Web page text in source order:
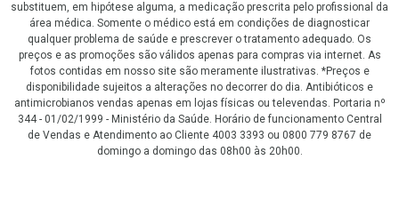
substituem, em hipótese alguma, a medicação prescrita pelo profissional da
área médica. Somente o médico está em condições de diagnosticar
qualquer problema de saúde e prescrever o tratamento adequado. Os
preços e as promoções são válidos apenas para compras via internet. As
fotos contidas em nosso site são meramente ilustrativas. *Preços e
disponibilidade sujeitos a alterações no decorrer do dia. Antibióticos e
antimicrobianos vendas apenas em lojas físicas ou televendas. Portaria nº
344 - 01/02/1999 - Ministério da Saúde. Horário de funcionamento Central
de Vendas e Atendimento ao Cliente 4003 3393 ou 0800 779 8767 de
domingo a domingo das 08h00 às 20h00.